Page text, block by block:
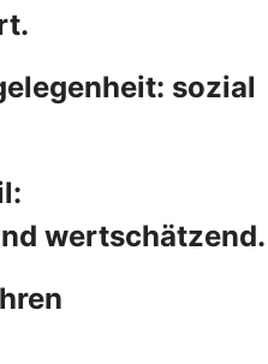
sozial
wertschätzend.